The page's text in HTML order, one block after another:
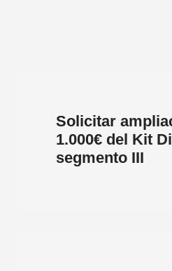
Solicitar
1.000€ del Kit
segmento III